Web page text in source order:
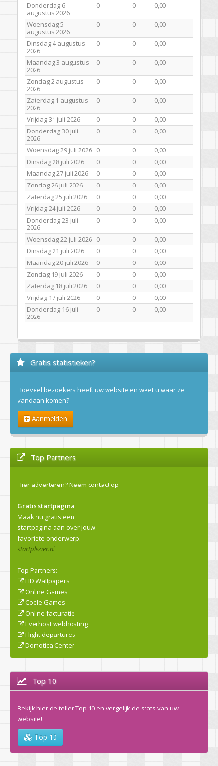
Donderdag 6
augustus 2026
0 0 0,00
Woensdag 5
augustus 2026
0 0 0,00
Dinsdag 4 augustus
2026
0 0 0,00
Maandag 3 augustus
2026
0 0 0,00
Zondag 2 augustus
2026
0 0 0,00
Zaterdag 1 augustus
2026
0 0 0,00
Vrijdag 31 juli 2026 0 0
0,00
Donderdag 30 juli
2026
0 0 0,00
Woensdag 29 juli 2026 0 0
0,00
Dinsdag 28 juli 2026
0 0
0,00
Maandag 27 juli 2026
0 0
0,00
Zondag 26 juli 2026
0 0
0,00
Zaterdag 25 juli 2026
0 0
0,00
Vrijdag 24 juli 2026
0 0
0,00
Donderdag 23 juli
2026
0 0 0,00
Woensdag 22 juli 2026 0 0
0,00
Dinsdag 21 juli 2026
0 0
0,00
Maandag 20 juli 2026
0 0
0,00
Zondag 19 juli 2026
0 0
0,00
Zaterdag 18 juli 2026
0 0
0,00
Vrijdag 17 juli 2026
0 0
0,00
Donderdag 16 juli
2026
0 0 0,00
Gratis statistieken?
Hoeveel bezoekers heeft uw website en weet u waar ze
vandaan komen?
Aanmelden
Top Partners
Hier adverteren?Neem contact op
Gratis startpagina
Maak nu gratis een
startpagina aan over jouw
favoriete onderwerp.
startplezier.nl
Top Partners:
HD Wallpapers
Online Games
Coole Games
Online facturatie
Everhost webhosting
Flight departures
Domotica Center
Top 10
Bekijk hier de teller Top 10 en vergelijk de stats van uw
website!
Top 10